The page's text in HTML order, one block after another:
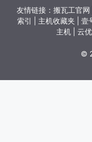
友情链接： 搬瓦工官网
索引
主机收藏夹 壹
主机| 云
©